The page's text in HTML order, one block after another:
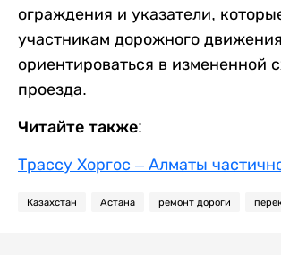
ограждения и указатели,
участникам дорожного движения
ориентироваться в измененной
проезда.
Читайте также:
Трассу Хоргос – Алматы
Казахстан Астана ремонт дороги